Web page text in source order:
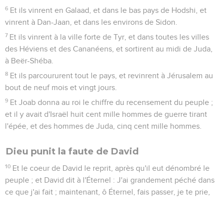
6 Et ils vinrent en Galaad, et dans le bas pays de Hodshi, et
vinrent à Dan-Jaan, et dans les environs de Sidon.
7 Et ils vinrent à la ville forte de Tyr, et dans toutes les villes
des Héviens et des Cananéens, et sortirent au midi de Juda,
à Beër-Shéba.
8 Et ils parcoururent tout le pays, et revinrent à Jérusalem au
bout de neuf mois et vingt jours.
9 Et Joab donna au roi le chiffre du recensement du peuple ;
et il y avait d'Israël huit cent mille hommes de guerre tirant
l'épée, et des hommes de Juda, cinq cent mille hommes.
Dieu punit la faute de David
10 Et le coeur de David le reprit, après qu'il eut dénombré le
peuple ; et David dit à l'Éternel : J'ai grandement péché dans
ce que j'ai fait ; maintenant, ô Éternel, fais passer, je te prie,